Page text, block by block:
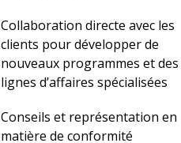
Collaboration directe avec les
clients pour développer de
nouveaux programmes et des
lignes d’affaires spécialisées
Conseils et représentation en
matière de conformité